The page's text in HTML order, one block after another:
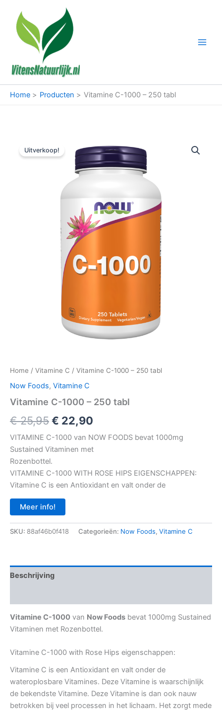
inhoud
Home Producten Vitamine C-1000 – 250 tabl
Uitverkoop!
Home / Vitamine C / Vitamine C-1000 – 250 tabl
Now Foods, Vitamine C
Vitamine C-1000 – 250 tabl
€25,95Oorspronkelijke
prijs
was:
€ 25,95.
€ 22,90
prijs
is:
€ 22,90.
VITAMINE C-1000 van NOW FOODS bevat 1000mg
Sustained Vitaminen met
Rozenbottel.
VITAMINE C-1000 WITH ROSE HIPS EIGENSCHAPPEN:
Vitamine C is een Antioxidant en valt onder de
Meer info!
SKU: 88af46b0f418 Categorieën: Now Foods, Vitamine C
Beschrijving
Vitamine C-1000 van Now Foods bevat 1000mg Sustained
Vitaminen met Rozenbottel.
Vitamine C-1000 with Rose Hips eigenschappen:
Vitamine C is een Antioxidant en valt onder de
wateroplosbare Vitamines. Deze Vitamine is waarschijnlijk
de bekendste Vitamine. Deze Vitamine is dan ook nauw
betrokken bij veel processen in het lichaam. Het zorgt mede